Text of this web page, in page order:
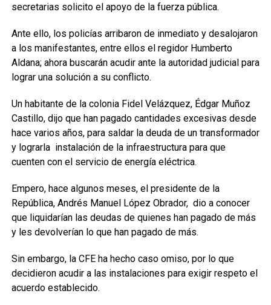
secretarias solicito el apoyo de la fuerza pública.
Ante ello, los policías arribaron de inmediato y desalojaron
a los manifestantes, entre ellos el regidor Humberto
Aldana; ahora buscarán acudir ante la autoridad judicial para
lograr una solución a su conflicto.
Un habitante de la colonia Fidel Velázquez, Édgar Muñoz
Castillo, dijo que han pagado cantidades excesivas desde
hace varios años, para saldar la deuda de un transformador
y lograrla instalación de la infraestructura para que
cuenten con el servicio de energía eléctrica.
Empero, hace algunos meses, el presidente de la
República, Andrés Manuel López Obrador, dio a conocer
que liquidarían las deudas de quienes han pagado de más
y les devolverían lo que han pagado de más.
Sin embargo, la CFE ha hecho caso omiso, por lo que
decidieron acudir a las instalaciones para exigir respeto el
acuerdo establecido.